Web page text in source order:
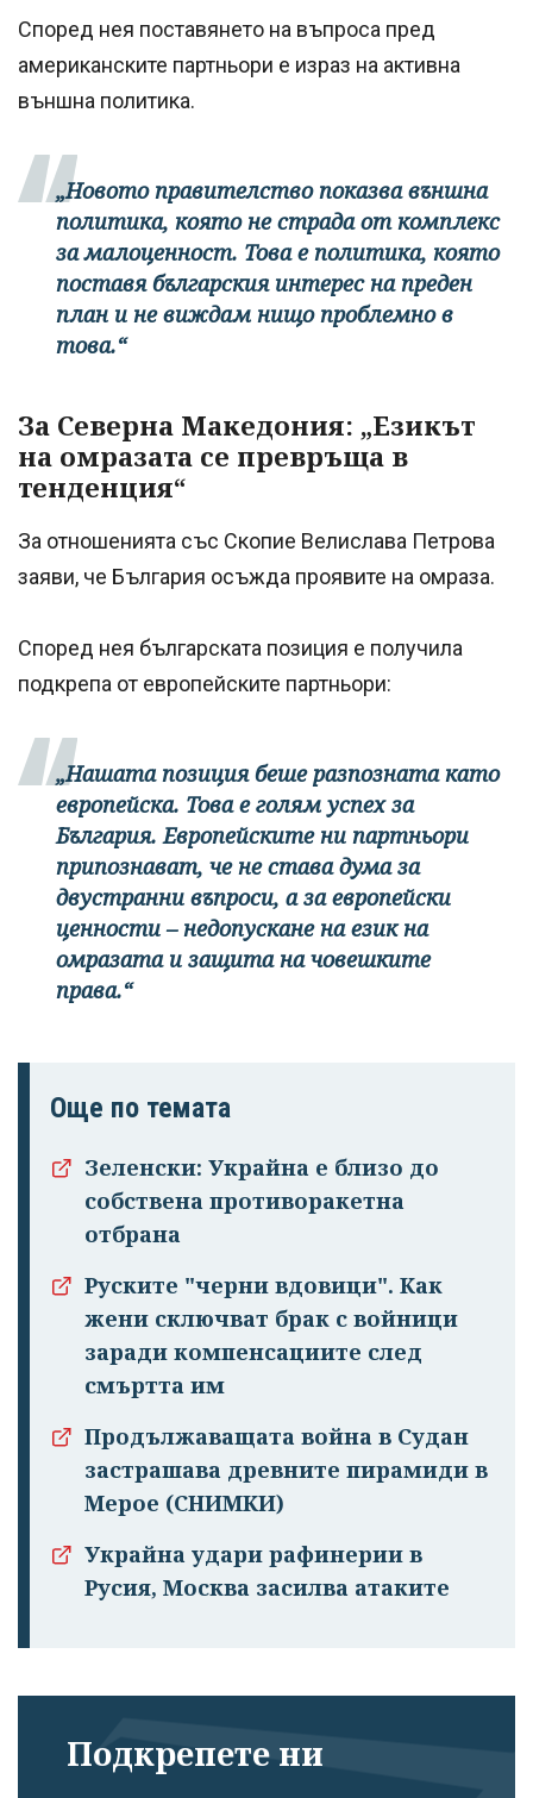
Според нея поставянето на въпроса пред
американските партньори е израз на активна
външна политика.
„Новото правителство показва външна
политика, която не страда от комплекс
за малоценност. Това е политика, която
поставя българския интерес на преден
план и не виждам нищо проблемно в
това.“
За Северна Македония: „Езикът
на омразата се превръща в
тенденция“
За отношенията със Скопие Велислава Петрова
заяви, че България осъжда проявите на омраза.
Според нея българската позиция е получила
подкрепа от европейските партньори:
„Нашата позиция беше разпозната като
европейска. Това е голям успех за
България. Европейските ни партньори
припознават, че не става дума за
двустранни въпроси, а за европейски
ценности – недопускане на език на
омразата и защита на човешките
права.“
Още по темата
Зеленски: Украйна е близо до
собствена противоракетна
отбрана
Руските "черни вдовици". Как
жени сключват брак с войници
заради компенсациите след
смъртта им
Продължаващата война в Судан
застрашава древните пирамиди в
Мерое (СНИМКИ)
Украйна удари рафинерии в
Русия, Москва засилва атаките
Подкрепете ни